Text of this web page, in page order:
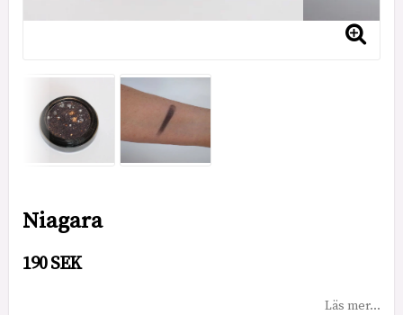
Niagara
190 SEK
Läs mer...